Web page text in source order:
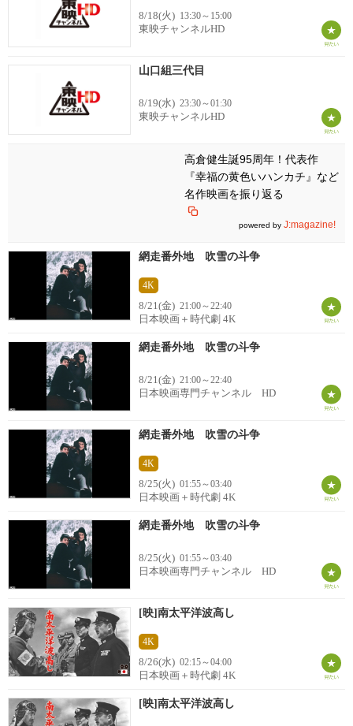
8/18(火) 13:30～15:00
東映チャンネルHD
山口組三代目
8/19(水) 23:30～01:30
東映チャンネルHD
高倉健生誕95周年！代表作
『幸福の黄色いハンカチ』など
名作映画を振り返る
powered by J:magazine!
網走番外地 吹雪の斗争
4K
8/21(金) 21:00～22:40
日本映画＋時代劇 4K
網走番外地 吹雪の斗争
8/21(金) 21:00～22:40
日本映画専門チャンネル HD
網走番外地 吹雪の斗争
4K
8/25(火) 01:55～03:40
日本映画＋時代劇 4K
網走番外地 吹雪の斗争
8/25(火) 01:55～03:40
日本映画専門チャンネル HD
[映]南太平洋波高し
4K
8/26(水) 02:15～04:00
日本映画＋時代劇 4K
[映]南太平洋波高し